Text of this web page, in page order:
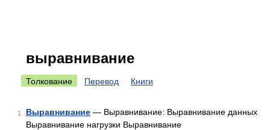
выравнивание
Толкование Перевод Книги
1 Выравнивание — Выравнивание: Выравнивание данных
Выравнивание нагрузки Выравнивание